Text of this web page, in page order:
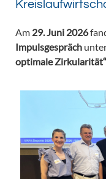
Am 29. Juni 2026
Impulsgespräch
optimale Zirkularität“